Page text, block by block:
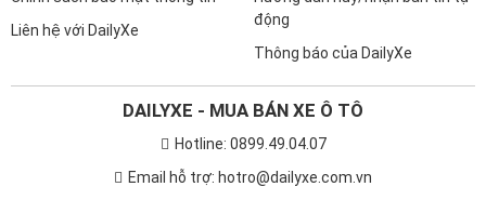
Liên hệ với DailyXe
động
Thông báo của DailyXe
DAILYXE - MUA BÁN XE Ô TÔ
Hotline: 0899.49.04.07
Email hỗ trợ: hotro@dailyxe.com.vn